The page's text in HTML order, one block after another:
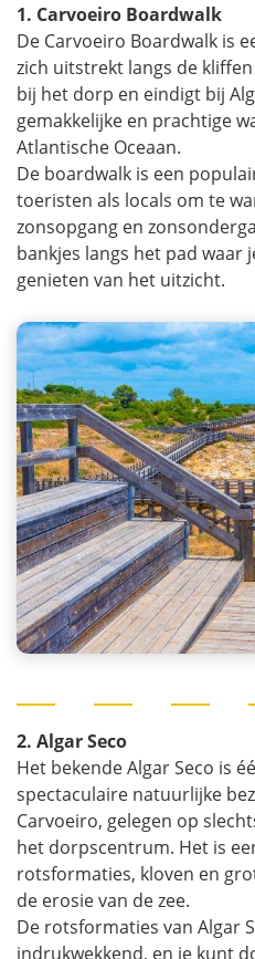
1. Carvoeiro Boardwalk
De Carvoeiro Boardwalk is
zich uitstrekt langs de
bij het dorp en eindigt bij
gemakkelijke en prachtige
Atlantische Oceaan.
De boardwalk is een
toeristen als locals om te
zonsopgang en
bankjes langs het pad waar
genieten van het uitzicht.
2. Algar Seco
Het bekende Algar Seco is
spectaculaire natuurlijke
Carvoeiro, gelegen op
het dorpscentrum. Het is
rotsformaties, kloven en
de erosie van de zee.
De rotsformaties van Algar
indrukwekkend, en je kunt